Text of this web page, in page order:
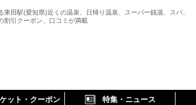
東田駅(愛知県)近くの温泉、日帰り温泉、スーパー銭湯、スパ、
割引クーポン、口コミが満載
ット・クーポン 特集・ニュース